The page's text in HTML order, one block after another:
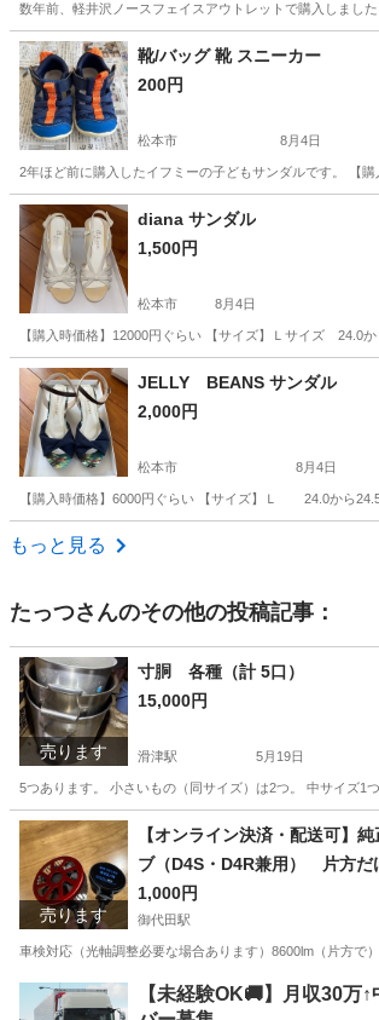
数年前、軽井沢ノースフェイスアウトレットで購入しま
長野 松本市 大庭駅 靴 ノースフェイス
靴/バッグ 靴 スニーカー
200円
松本市 8月4日
2年ほど前に購入したイフミーの子どもサンダルです。 【
長野 松本市 イフミー
diana サンダル
1,500円
松本市 8月4日
【購入時価格】12000円ぐらい 【サイズ】Ｌサイズ 24.0
長野 松本市
JELLY BEANS サンダル
2,000円
松本市 8月4日
【購入時価格】6000円ぐらい 【サイズ】Ｌ 24.0から
長野 松本市
もっと見る
たっつさんのその他の投稿記事：
売ります
寸胴 各種（計 5口）
15,000円
滑津駅 5月19日
5つあります。 小さいもの（同サイズ）は2つ。 中サイズ1
長野 佐久市 滑津駅 調理器具 寸胴
売ります
【オンライン決済・配送可】
ブ（D4S・D4R兼用） 片方だ
1,000円
御代田駅
車検対応（光軸調整必要な場合あります）8600lm（片方で
長野 北佐久郡 御代田駅 その他 HID
【未経験OK🚚】月収30万